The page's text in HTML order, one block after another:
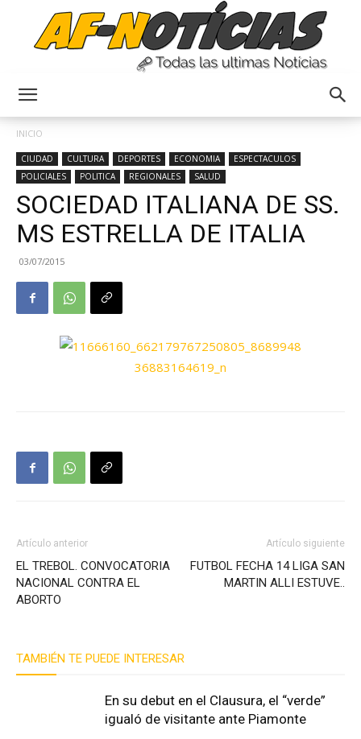
INICIO
CIUDAD CULTURA DEPORTES ECONOMIA
ESPECTACULOS
POLICIALES
POLITICA REGIONALES SALUD
SOCIEDAD ITALIANA DE SS.
MS ESTRELLA DE ITALIA
03/07/2015
Artículo anterior
EL TREBOL. CONVOCATORIA
NACIONAL CONTRA EL
ABORTO
Artículo siguiente
FUTBOL FECHA 14 LIGA SAN
MARTIN ALLI ESTUVE..
TAMBIÉN TE PUEDE INTERESAR
En su debut en el Clausura, el “verde”
igualó de visitante ante Piamonte